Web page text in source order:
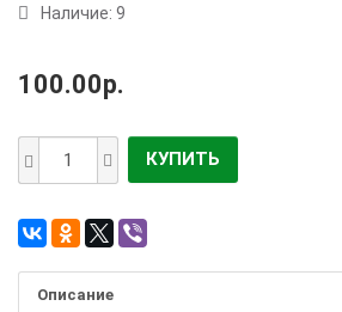
Наличие: 9
100.00р.
КУПИТЬ
Описание